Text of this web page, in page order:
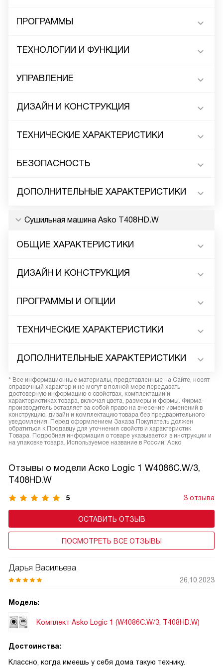
ПРОГРАММЫ
ТЕХНОЛОГИИ И ФУНКЦИИ
УПРАВЛЕНИЕ
ДИЗАЙН И КОНСТРУКЦИЯ
ТЕХНИЧЕСКИЕ ХАРАКТЕРИСТИКИ
БЕЗОПАСНОСТЬ
ДОПОЛНИТЕЛЬНЫЕ ХАРАКТЕРИСТИКИ
Сушильная машина Asko T408HD.W
ОБЩИЕ ХАРАКТЕРИСТИКИ
ДИЗАЙН И КОНСТРУКЦИЯ
ПРОГРАММЫ И ОПЦИИ
ТЕХНИЧЕСКИЕ ХАРАКТЕРИСТИКИ
ДОПОЛНИТЕЛЬНЫЕ ХАРАКТЕРИСТИКИ
* Все информационные материалы, представленные на Сайте, носят
справочный характер и не могут в полной мере передавать
достоверную информацию о свойствах, комплектации и
характеристиках товара, включая цвета, размеры и формы. Фирма-
производитель оставляет за собой право на внесение изменений в
конструкцию, дизайн и комплектацию товара без предварительного
уведомления. Перед оформлением Заказа Покупатель должен
обратиться к Продавцу для уточнения свойств и характеристик
Товара. Подробная информация о товаре указывается в инструкции и
на упаковке товара. Используемое название в России: Аско
Отзывы о модели Аско Logic 1 W4086C.W/3,
T408HD.W
5 3 отзыва
ОСТАВИТЬ ОТЗЫВ
ПОСМОТРЕТЬ ВСЕ ОТЗЫВЫ
Дарья Васильева
26.10.2023
Модель:
Комплект Asko Logic 1 (W4086C.W/3, T408HD.W)
Достоинства:
Классно, когда имеешь у себя дома такую технику.